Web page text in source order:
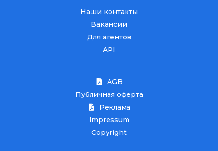
Наши контакты
Вакансии
Для агентов
API
AGB
Публичная оферта
Реклама
Impressum
Copyright